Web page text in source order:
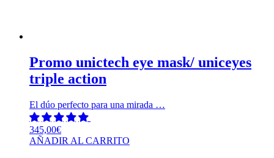
Promo unictech eye mask/ uniceyes
triple action
El dúo perfecto para una mirada …
345,00€
AÑADIR AL CARRITO